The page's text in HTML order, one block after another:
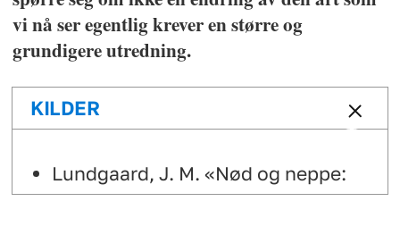
vi nå ser egentlig krever en større og
grundigere utredning.
KILDER
Lundgaard, J. M. «Nød og neppe:
Fra anrop til beslutning ved